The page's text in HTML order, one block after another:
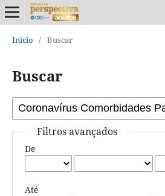
Início / Buscar
Buscar
Filtros avançados
De
Até